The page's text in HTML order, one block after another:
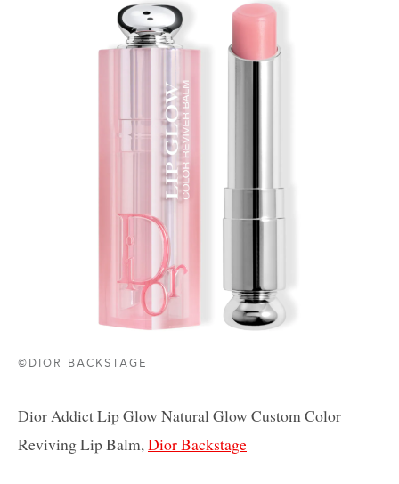
©DIOR BACKSTAGE
Dior Addict Lip Glow Natural Glow Custom Color
Reviving Lip Balm, Dior Backstage